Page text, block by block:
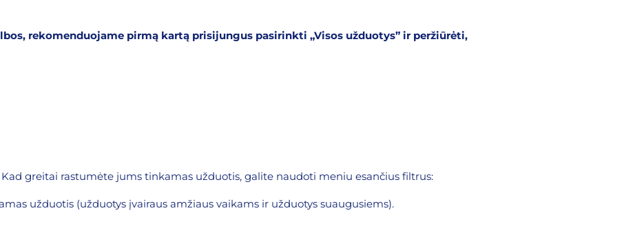
rekomenduojame pirmą kartą prisijungus pasirinkti „Visos užduotys” ir peržiūrėti,
Kad greitai rastumėte jums tinkamas užduotis, galite naudoti meniu esančius filtrus:
užduotis (užduotys įvairaus amžiaus vaikams ir užduotys suaugusiems).